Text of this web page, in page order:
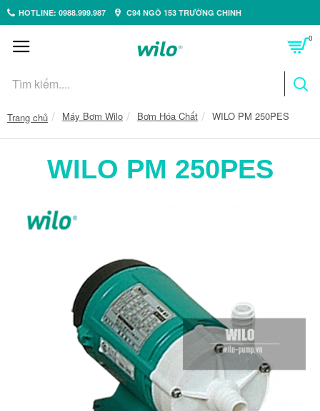
HOTLINE: 0988.999.987 C94 NGÕ 153 TRƯỜNG CHINH
0
Trang chủ Máy Bơm Wilo Bơm Hóa Chất WILO PM 250PES
WILO PM 250PES